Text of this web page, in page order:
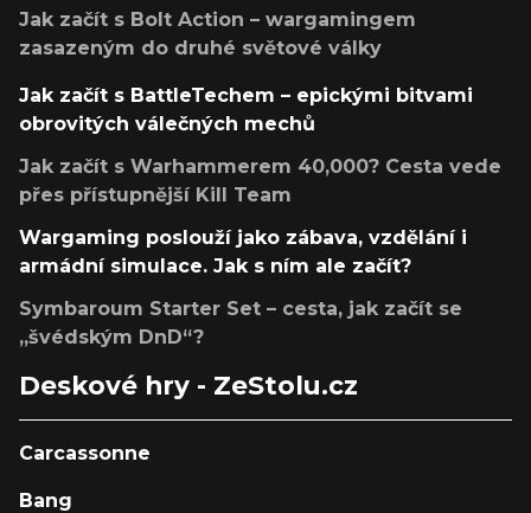
Jak začít s Bolt Action – wargamingem
zasazeným do druhé světové války
Jak začít s BattleTechem – epickými bitvami
obrovitých válečných mechů
Jak začít s Warhammerem 40,000? Cesta vede
přes přístupnější Kill Team
Wargaming poslouží jako zábava, vzdělání i
armádní simulace. Jak s ním ale začít?
Symbaroum Starter Set – cesta, jak začít se
„švédským DnD“?
Deskové hry - ZeStolu.cz
Carcassonne
Bang